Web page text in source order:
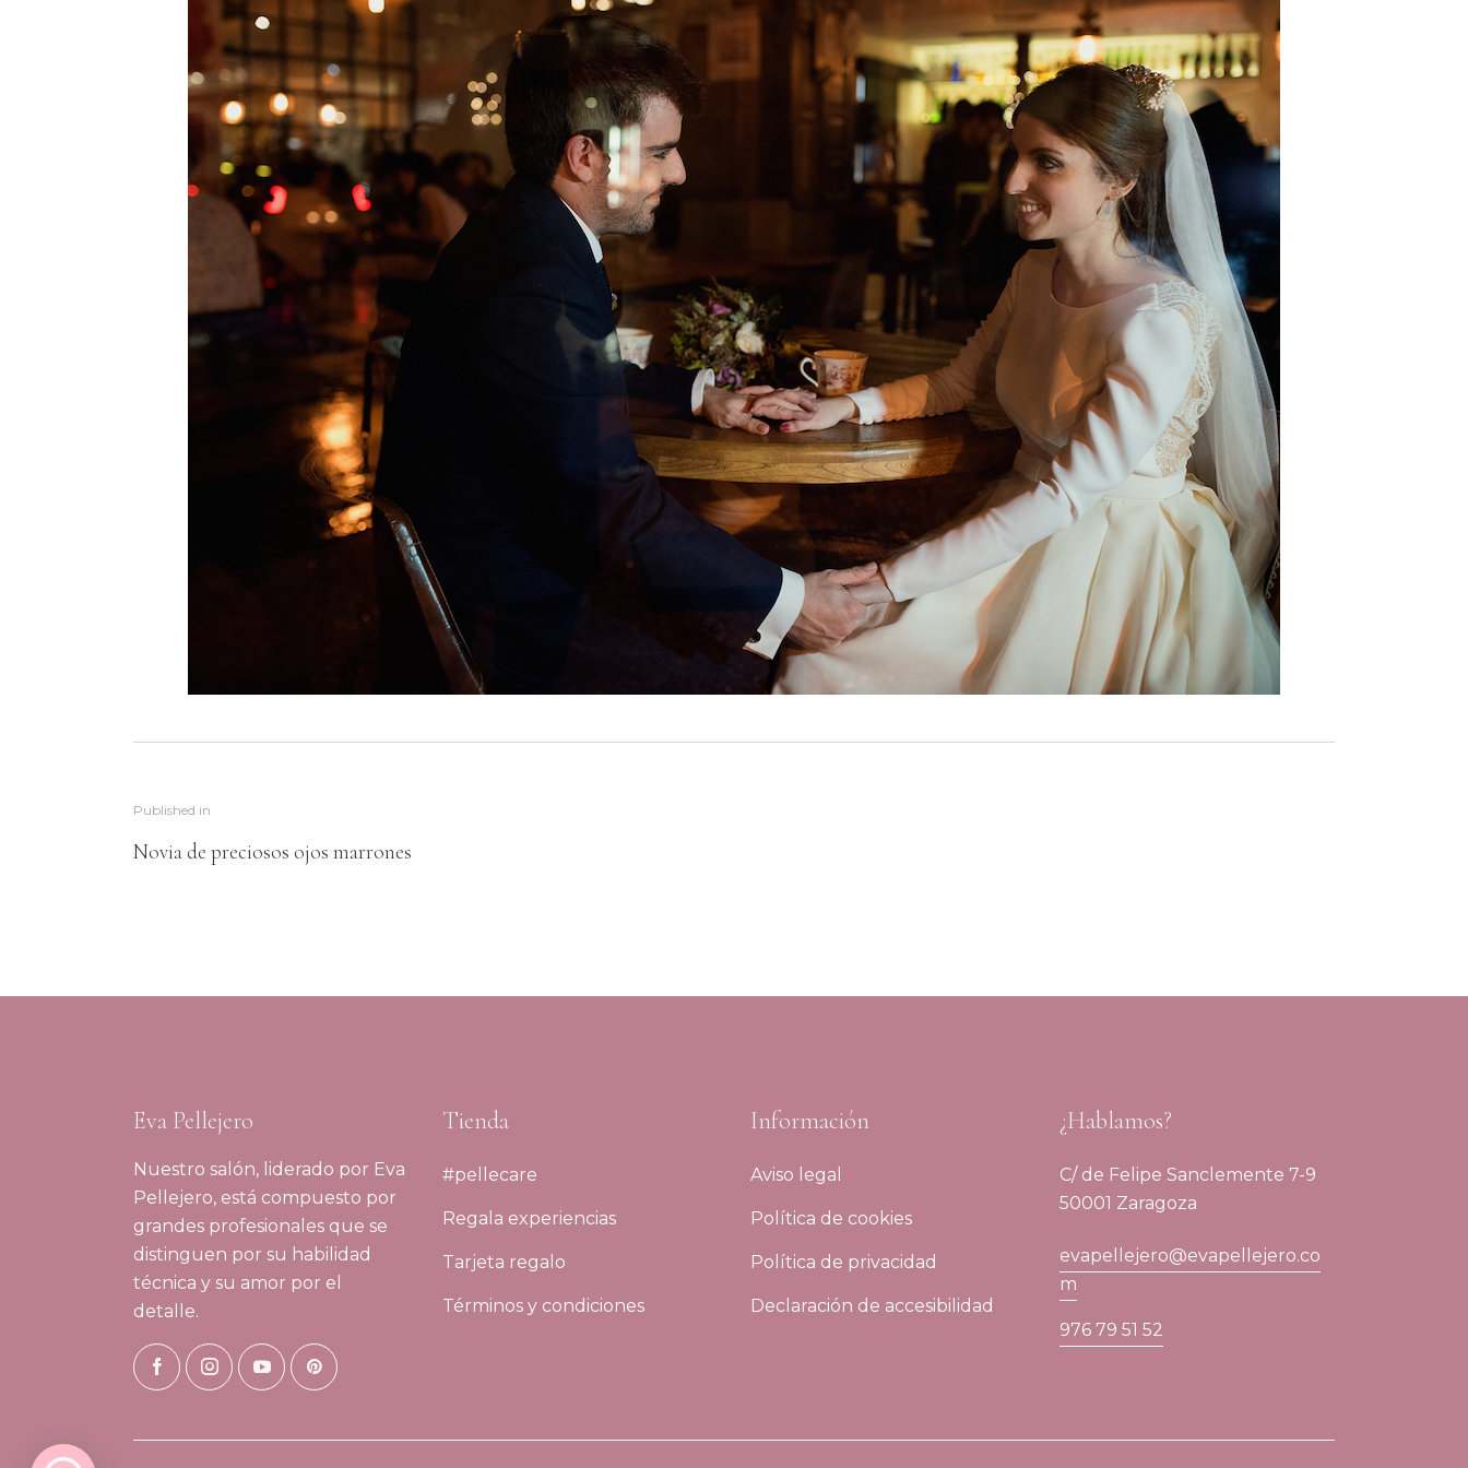
Published in
Novia de preciosos ojos marrones
Eva Pellejero
Nuestro salón, liderado por Eva
Pellejero, está compuesto por
grandes profesionales que se
distinguen por su habilidad
técnica y su amor por el
detalle.
Tienda
#pellecare
Regala experiencias
Tarjeta regalo
Términos y condiciones
Información
Aviso legal
Política de cookies
Política de privacidad
Declaración de accesibilidad
¿Hablamos?
C/ de Felipe Sanclemente 7-9
50001 Zaragoza
evapellejero@evapellejero.co
m
976 79 51 52